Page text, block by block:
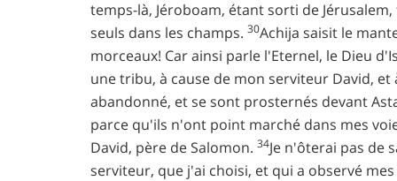
temps-là, Jéroboam, étant sorti de
seuls dans les champs. 30Achija saisit le
morceaux! Car ainsi parle l'Eternel, le Dieu
une tribu, à cause de mon serviteur David,
abandonné, et se sont prosternés devant
parce qu'ils n'ont point marché dans mes
David, père de Salomon. 34Je n'ôterai pas de
serviteur, que j'ai choisi, et qui a observé